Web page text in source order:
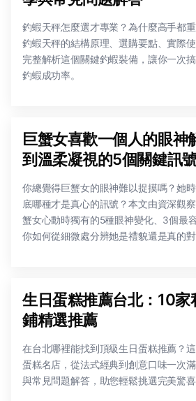
釣蝦天秤怎麼選才專業？為什麼高手都
釣蝦天秤的結構原理、選購要點、實際
完整解析這個關鍵釣蝦裝備，讓你一次
釣蝦成功率。
巨蟹女喜歡一個人的眼神
到溫柔凝視的5個關鍵訊
你總覺得巨蟹女的眼神難以捉摸嗎？她
底哪種才是真心的訊號？本文由資深觀
蟹女心動時獨有的5種眼神變化、3個最
你如何從細微處分辨她是禮貌還是真的對
生日蛋糕推薦台北：10家
鋪精選推薦
在台北哪裡能找到頂級生日蛋糕推薦？
蛋糕名店，從法式經典到創意口味一次
與常見問題解答，助您輕鬆挑選完美驚喜